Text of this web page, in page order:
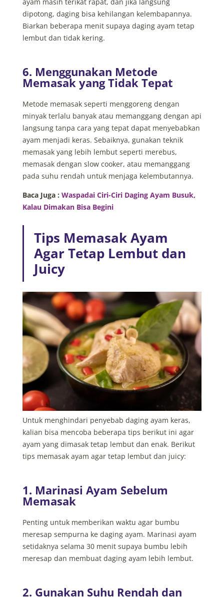
dipotong, daging bisa kehilangan kelembapannya.
Biarkan beberapa menit supaya daging ayam tetap
lembut dan tidak kering.
6. Menggunakan Metode
Memasak yang Tidak Tepat
Metode memasak seperti menggoreng dengan
minyak terlalu banyak atau memanggang dengan api
langsung tanpa cara yang tepat dapat menyebabkan
ayam menjadi keras. Sebaiknya, gunakan teknik
memasak yang lebih lembut seperti merebus,
memasak dengan slow cooker, atau memanggang
pada suhu rendah untuk menjaga kelembutannya.
Baca Juga : Waspadai Ciri-Ciri Daging Ayam Busuk,
Kalau Dimakan Bisa Begini
Tips Memasak Ayam
Agar Tetap Lembut dan
Juicy
Untuk menghindari penyebab daging ayam keras,
kalian bisa mencoba beberapa tips berikut ini agar
ayam yang dimasak tetap lembut dan enak. Berikut
tips memasak ayam agar tetap lembut dan juicy:
1. Marinasi Ayam Sebelum
Memasak
Penting untuk memberikan waktu agar bumbu
meresap sempurna ke daging ayam. Marinasi ayam
setidaknya selama 30 menit supaya bumbu lebih
meresap dan membuat daging ayam lebih lembut.
2. Gunakan Suhu Rendah dan